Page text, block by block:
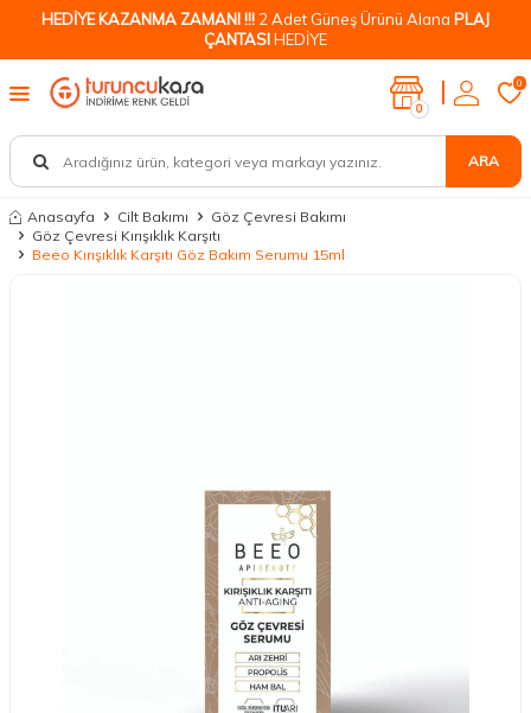
HEDİYE KAZANMA ZAMANI !!! 2 Adet Güneş Ürünü Alana PLAJ
ÇANTASIHEDİYE
ARA
0
0
Anasayfa Cilt Bakımı
Göz Çevresi Bakımı
Göz Çevresi Kırışıklık Karşıtı
Beeo Kırışıklık Karşıtı Göz Bakım Serumu 15ml